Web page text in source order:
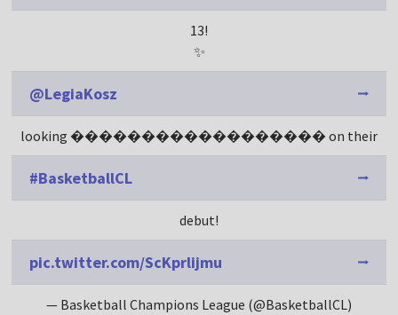
13!
✨
@LegiaKosz
looking ������������������ on their
#BasketballCL
debut!
pic.twitter.com/ScKprlijmu
— Basketball Champions League (@BasketballCL)